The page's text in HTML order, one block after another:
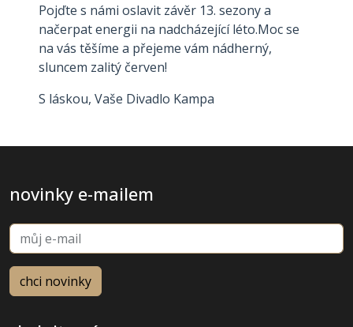
Pojďte s námi oslavit závěr 13. sezony a
načerpat energii na nadcházející léto.Moc se
na vás těšíme a přejeme vám nádherný,
sluncem zalitý červen!
S láskou, Vaše Divadlo Kampa
novinky e-mailem